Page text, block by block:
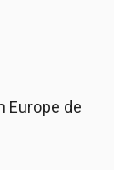
Europe de